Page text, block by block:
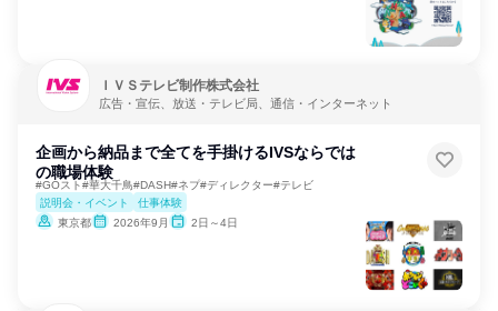
ＩＶＳテレビ制作株式会社
広告・宣伝、放送・テレビ局、通信・インターネット
企画から納品まで全てを手掛けるIVSならでは
の職場体験
#GOスト#華大千鳥#DASH#ネプ#ディレクター#テレビ
説明会・イベント
仕事体験
東京都
2026年9月 2日～4日